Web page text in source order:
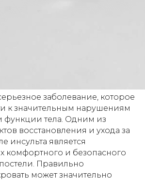
заболевание, которое
к значительным нарушениям
функции тела. Одним из
восстановления и ухода за
инсульта является
комфортного и безопасного
Правильно
может значительно